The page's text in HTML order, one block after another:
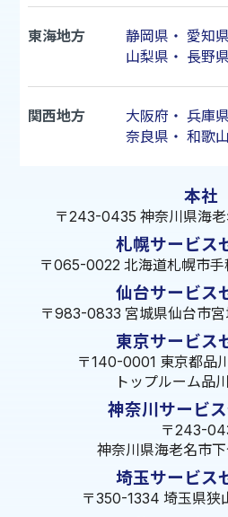
東海地方 静岡県 ・ 愛知県
山梨県 ・ 長野県
関西地方 大阪府 ・ 兵庫県
奈良県 ・ 和歌
本社
〒243-0435 神奈川県海
札幌サービス
〒065-0022 北海道札幌市
仙台サービス
〒983-0833 宮城県仙台市
東京サービス
〒140-0001 東京都品
トップルーム品
神奈川サービ
〒243-
神奈川県海老名市
埼玉サービス
〒350-1334 埼玉県